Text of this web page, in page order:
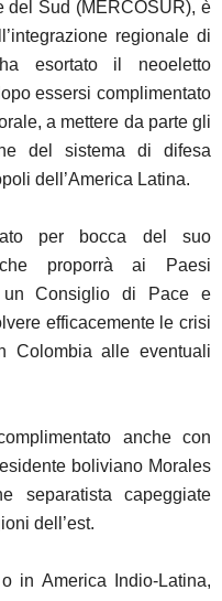
del Sud (MERCOSUR), è
regionale di
esortato il neoeletto
essersi complimentato
a mettere da parte gli
del sistema di difesa
dell’America Latina.
per bocca del suo
proporrà ai Paesi
un Consiglio di Pace e
efficacemente le crisi
Colombia alle eventuali
anche con
boliviano Morales
separatista capeggiate
dell’est.
in America Indio-Latina,